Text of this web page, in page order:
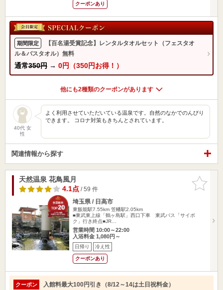
クーポンあり
期間限定
【百名湯受賞記念】レンタルタオルセット（フェスタオ
ル＆バスタオル）無料
通常350円 → 0円（350円お得！）
他にも2種類のクーポンがあります
40代 女
性
よく利用させていただいている温泉です。自然のなかでのんびり
できます。 コロナ対策もきちんとされています。
関連情報から探す
お気に入
りに追加
天然温泉 花鳥風月
4.1点/ 59 件
埼玉県 / 日高市
東飯能駅7.55km 笠幡駅2.05km
■東武東上線「鶴ヶ島駅」西口下車 東武バス「サイボ
ク」行き終点■JR…
営業時間 10:00～22:00
入浴料金 1,080円～
日帰り 冷え性
クーポンあり
クーポン 入館料最大100円引き（8/12～14は土日祝料金）